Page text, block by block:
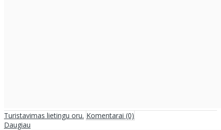
Turistavimas lietingu oru. Komentarai (0)
Daugiau